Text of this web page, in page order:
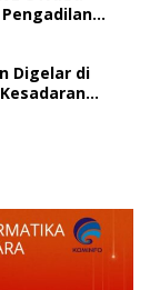
Digelar di